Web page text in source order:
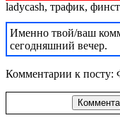
ladycash, трафик,
Именно твой/ваш
сегодняшний вечер.
Комментарии к посту: